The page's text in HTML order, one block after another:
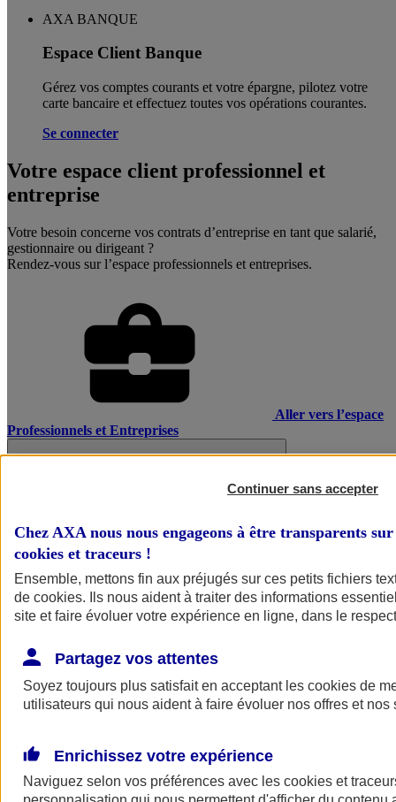
AXA BANQUE
Espace Client Banque
Gérez vos comptes courants et votre épargne, pilotez votre
carte bancaire et effectuez toutes vos opérations courantes.
Se connecter
Votre espace client professionnel et
entreprise
Votre besoin concerne vos contrats d’entreprise en tant que salarié,
gestionnaire ou dirigeant ?
Rendez-vous sur l’espace professionnels et entreprises.
Aller vers l’espace
Professionnels et Entreprises
Continuer sans accepter
Chez AXA nous nous engageons à être transparents
cookies et traceurs !
Ensemble, mettons fin aux préjugés sur ces petits fichiers
de cookies. Ils nous aident à traiter des informations
site et faire évoluer votre expérience en ligne, dans le
Partagez vos attentes
Soyez toujours plus satisfait en acceptant les cookies de
utilisateurs qui nous aident à faire évoluer nos offres et nos
Enrichissez votre expérience
Naviguez selon vos préférences avec les cookies et